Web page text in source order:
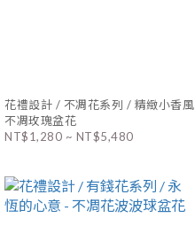
花禮設計 / 不凋花系列 / 精緻小香風
不凋玫瑰盆花
NT$1,280 ~ NT$5,480